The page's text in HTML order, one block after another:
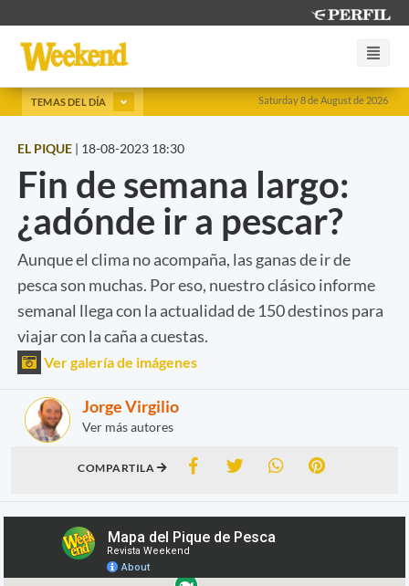
Saturday 8 de August de 2026
TEMAS DEL DÍA
EL PIQUE | 18-08-2023 18:30
Fin de semana largo:
¿adónde ir a pescar?
Aunque el clima no acompaña, las ganas de ir de
pesca son muchas. Por eso, nuestro clásico informe
semanal llega con la actualidad de 150 destinos para
viajar con la caña a cuestas.
Ver galería de imágenes
Jorge Virgilio
Ver más autores
COMPARTILA